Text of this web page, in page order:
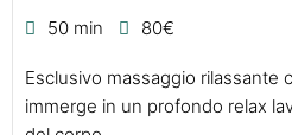
50 min
80€
Esclusivo massaggio rilassante
immerge in un profondo relax